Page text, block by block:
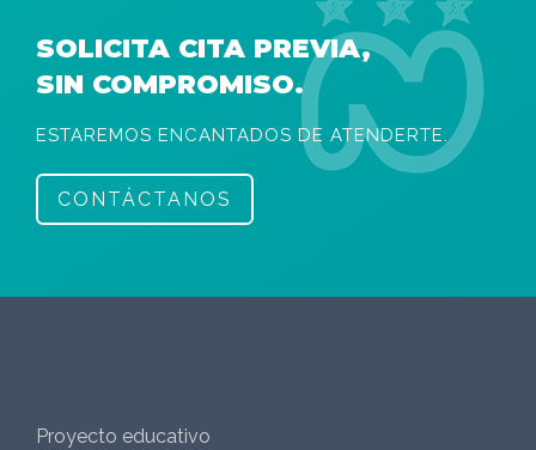
SOLICITA CITA PREVIA,
SIN COMPROMISO.
ESTAREMOS ENCANTADOS DE ATENDERTE.
CONTÁCTANOS
Proyecto educativo